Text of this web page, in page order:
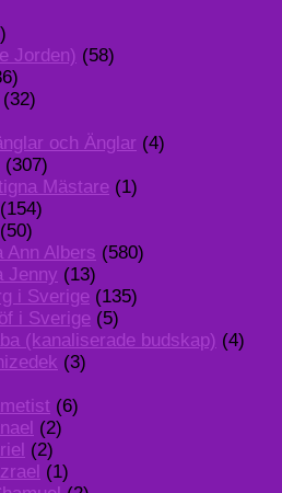
Jorden) (58)
(32)
och Änglar (4)
(307)
Mästare (1)
(154)
(50)
Ann Albers (580)
Jenny (13)
i Sverige (135)
i Sverige (5)
(kanaliserade budskap) (4)
(3)
(6)
(2)
(2)
(1)